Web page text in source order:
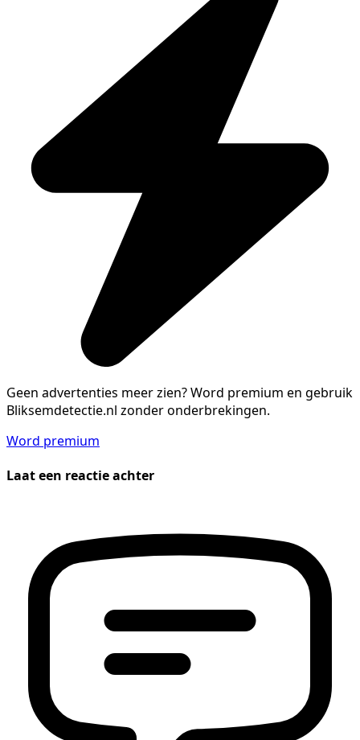
Geen advertenties meer zien?Word premium en gebruik
Bliksemdetectie.nl zonder onderbrekingen.
Word premium
Laat een reactie achter